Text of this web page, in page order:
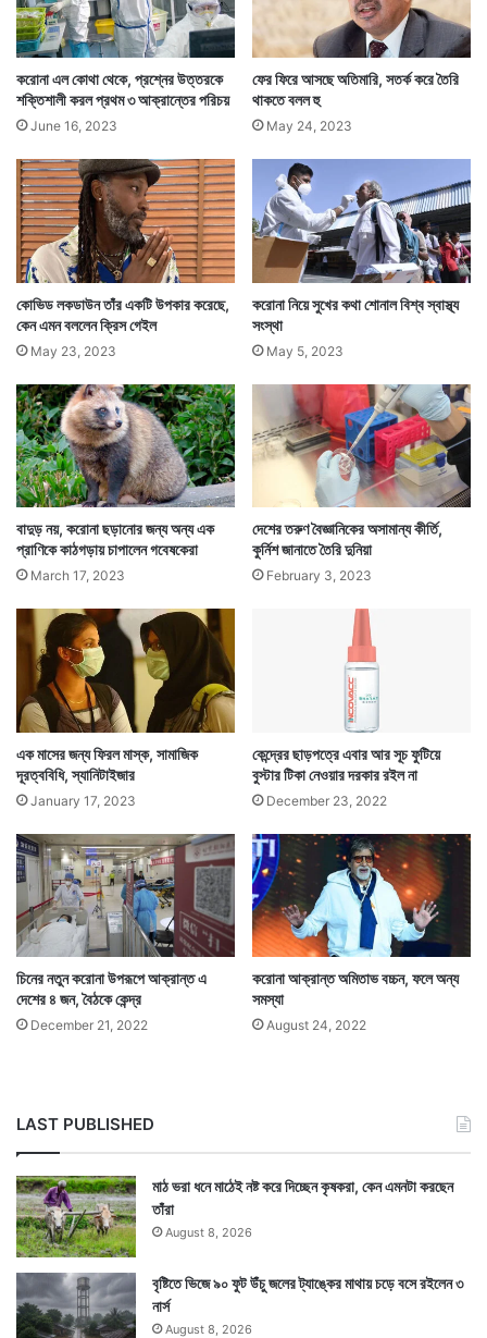
৫১১ জনে। একদিনে কমেছে ২ হাজার ১১৪ জন। করোনা
অ্যাকটিভ রোগীর হার গত দিনের সঙ্গে একই জায়গায় রয়ে গেছে।
রয়েছে ১.৩০ শতাংশে।
নতুন বছরে ২০০-র ঘরেই ছিল দেশে দৈনিক করোনায় মৃত্যু। দৈনিক
করোনায় মৃতের সংখ্যা ২০০-র নিচেই থাকছিল। তবে ফেব্রুয়ারিতে
১০ দিনের মধ্যে ৬ দিনই তা ১০০-র নিচে রইল।
এখন মোটামুটি প্রাত্যহিকভাবে ১০০-র নিচেই থাকছে মৃত্যু। এদিন
মৃত্যু হয়েছে ৯৪ জনের। এদিনের মৃতের সংখ্যার হাত ধরে দেশে
মোট করোনায় মৃতের সংখ্যা দাঁড়িয়েছে ১ লক্ষ ৫৫ হাজার ২৫২টি।
করোনা এল কোথা থেকে, প্রশ্নের উত্তরকে
শক্তিশালী করল প্রথম ৩ আক্রান্তের পরিচয়
June 16, 2023
ফের ফিরে আসছে অতিমারি, সতর্ক করে তৈরি
থাকতে বলল হু
May 24, 2023
কোভিড লকডাউন তাঁর একটি উপকার করেছে,
কেন এমন বললেন ক্রিস গেইল
May 23, 2023
করোনা নিয়ে সুখের কথা শোনাল বিশ্ব স্বাস্থ্য
সংস্থা
May 5, 2023
বাদুড় নয়, করোনা ছড়ানোর জন্য অন্য এক
প্রাণিকে কাঠগড়ায় চাপালেন গবেষকেরা
March 17, 2023
দেশের তরুণ বৈজ্ঞানিকের অসামান্য কীর্তি,
কুর্নিশ জানাতে তৈরি দুনিয়া
February 3, 2023
এক মাসের জন্য ফিরল মাস্ক, সামাজিক
দূরত্ববিধি, স্যানিটাইজার
January 17, 2023
কেন্দ্রের ছাড়পত্রে এবার আর সূচ ফুটিয়ে
বুস্টার টিকা নেওয়ার দরকার রইল না
December 23, 2022
চিনের নতুন করোনা উপরূপে আক্রান্ত এ
দেশের ৪ জন, বৈঠকে কেন্দ্র
December 21, 2022
করোনা আক্রান্ত অমিতাভ বচ্চন, ফলে অন্য
সমস্যা
August 24, 2022
LAST PUBLISHED
মাঠ ভরা ধনে মাঠেই নষ্ট করে দিচ্ছেন কৃষকরা, কেন এমনটা করছেন
তাঁরা
August 8, 2026
বৃষ্টিতে ভিজে ৯০ ফুট উঁচু জলের ট্যাঙ্কের মাথায় চড়ে বসে রইলেন ৩
নার্স
August 8, 2026